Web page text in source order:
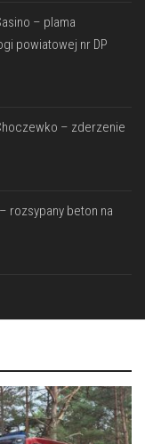
– plama
powiatowej nr DP
– zderzenie
rozsypany beton na